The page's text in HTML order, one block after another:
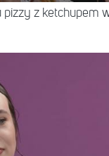
pizzy z ketchupem